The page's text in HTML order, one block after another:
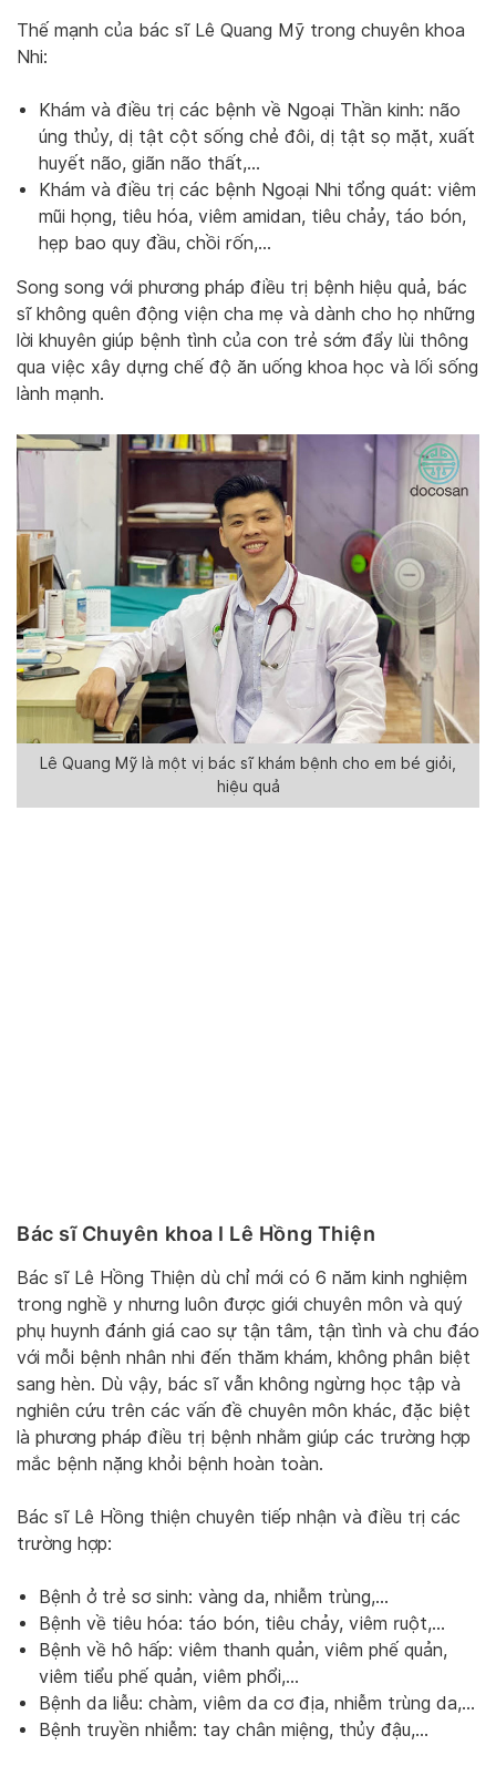
Thế mạnh của bác sĩ Lê Quang Mỹ trong chuyên khoa
Nhi:
Khám và điều trị các bệnh về Ngoại Thần kinh: não
úng thủy, dị tật cột sống chẻ đôi, dị tật sọ mặt, xuất
huyết não, giãn não thất,…
Khám và điều trị các bệnh Ngoại Nhi tổng quát: viêm
mũi họng, tiêu hóa, viêm amidan, tiêu chảy, táo bón,
hẹp bao quy đầu, chồi rốn,…
Song song với phương pháp điều trị bệnh hiệu quả, bác
sĩ không quên động viện cha mẹ và dành cho họ những
lời khuyên giúp bệnh tình của con trẻ sớm đẩy lùi thông
qua việc xây dựng chế độ ăn uống khoa học và lối sống
lành mạnh.
Lê Quang Mỹ là một vị bác sĩ khám bệnh cho em bé giỏi,
hiệu quả
Bác sĩ Chuyên khoa I Lê Hồng Thiện
Bác sĩ Lê Hồng Thiện dù chỉ mới có 6 năm kinh nghiệm
trong nghề y nhưng luôn được giới chuyên môn và quý
phụ huynh đánh giá cao sự tận tâm, tận tình và chu đáo
với mỗi bệnh nhân nhi đến thăm khám, không phân biệt
sang hèn. Dù vậy, bác sĩ vẫn không ngừng học tập và
nghiên cứu trên các vấn đề chuyên môn khác, đặc biệt
là phương pháp điều trị bệnh nhằm giúp các trường hợp
mắc bệnh nặng khỏi bệnh hoàn toàn.
Bác sĩ Lê Hồng thiện chuyên tiếp nhận và điều trị các
trường hợp:
Bệnh ở trẻ sơ sinh: vàng da, nhiễm trùng,…
Bệnh về tiêu hóa: táo bón, tiêu chảy, viêm ruột,…
Bệnh về hô hấp: viêm thanh quản, viêm phế quản,
viêm tiểu phế quản, viêm phổi,…
Bệnh da liễu: chàm, viêm da cơ địa, nhiễm trùng da,…
Bệnh truyền nhiễm: tay chân miệng, thủy đậu,…